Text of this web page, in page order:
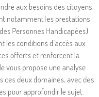
aux besoins des citoyens.
notamment les prestations
Personnes Handicapées)
les conditions d'accès aux
offerts et renforcent la
vous propose une analyse
ces deux domaines, avec des
pour approfondir le sujet.